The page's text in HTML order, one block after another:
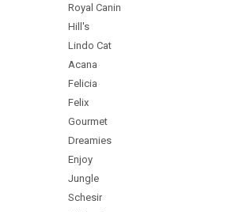
Royal Canin
Hill's
Lindo Cat
Acana
Felicia
Felix
Gourmet
Dreamies
Enjoy
Jungle
Schesir